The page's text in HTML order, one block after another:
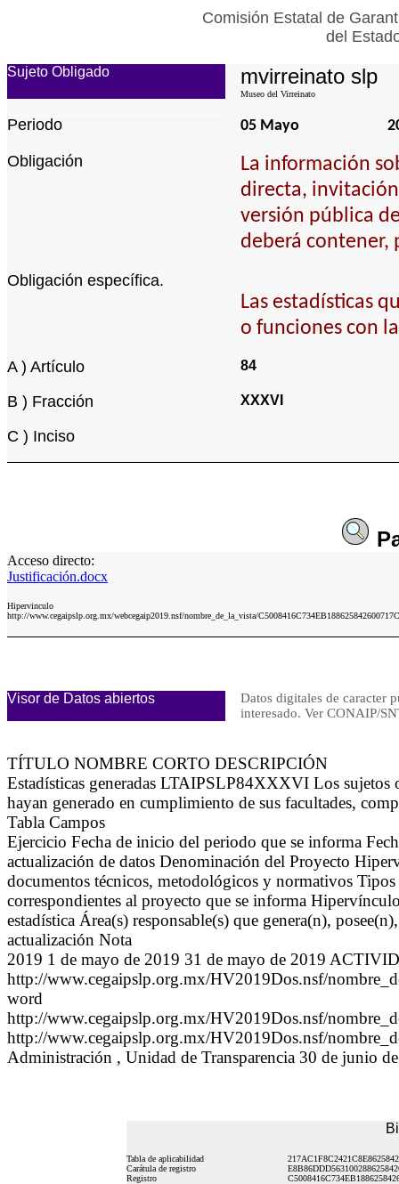
Comisión Estatal de
del
Sujeto Obligado mvirreinato slp
Museo del Virreinato
Periodo 05 Mayo
Obligación
La información
directa,
versión pública
deberá contener,
Obligación específica.
Las estadísticas
o funciones con
A ) Artículo 84
B ) Fracción XXXVI
C ) Inciso
Acceso directo:
Justificación.docx
Hipervinculo
http://www.cegaipslp.org.mx/webcegaip2019.nsf/nombre_de_la_vista/
Visor de Datos abiertos
Datos digitales de caracter
interesado. Ver CONAIP/
TÍTULO NOMBRE CORTO DESCRIPCIÓN
Estadísticas generadas LTAIPSLP84XXXVI Los sujetos
hayan generado en cumplimiento de sus facultades,
Tabla Campos
Ejercicio Fecha de inicio del periodo que se informa
actualización de datos Denominación del Proyecto
documentos técnicos, metodológicos y normativos
correspondientes al proyecto que se informa
estadística Área(s) responsable(s) que genera(n),
actualización Nota
2019 1 de mayo de 2019 31 de mayo de 2019
http://www.cegaipslp.org.mx/HV2019Dos.nsf/
word
http://www.cegaipslp.org.mx/HV2019Dos.nsf/
http://www.cegaipslp.org.mx/HV2019Dos.nsf/
Administración , Unidad de Transparencia 30 de junio
Tabla de aplicabilidad
Carátula de registro
Registro